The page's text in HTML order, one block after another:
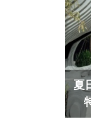
夏